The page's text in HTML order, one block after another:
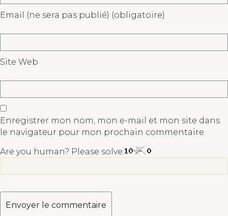
Email (ne sera pas publié) (obligatoire)
Site Web
Enregistrer mon nom, mon e-mail et mon site dans
le navigateur pour mon prochain commentaire.
Are you human? Please solve: